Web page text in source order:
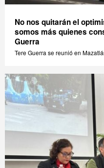
No nos quitarán el
somos más quienes
Guerra
Tere Guerra se reunió en